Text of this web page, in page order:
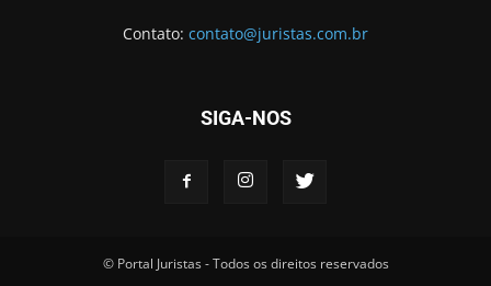
Contato: contato@juristas.com.br
SIGA-NOS
© Portal Juristas - Todos os direitos reservados